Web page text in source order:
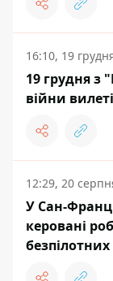
16:10, 19
19 грудня з
війни
12:29, 20
У Сан-
керовані